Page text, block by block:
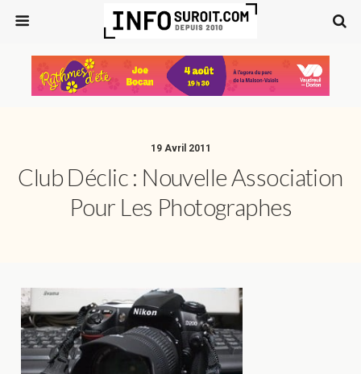
19 Avril 2011
Club Déclic : Nouvelle Association
Pour Les Photographes